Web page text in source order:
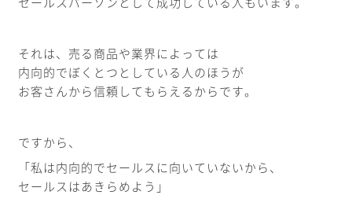
それは、売る商品や業界によっては
内向的でぼくとつとしている人のほうが
お客さんから信頼してもらえるからです。
ですから、
「私は内向的でセールスに向いていないから、
セールスはあきらめよう」